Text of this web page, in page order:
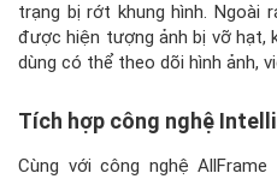
trạng bị rớt khung hình. Ngoài
được hiện tượng ảnh bị vỡ hạt,
dùng có thể theo dõi hình ảnh,
Tích hợp công nghệ
Cùng với công nghệ